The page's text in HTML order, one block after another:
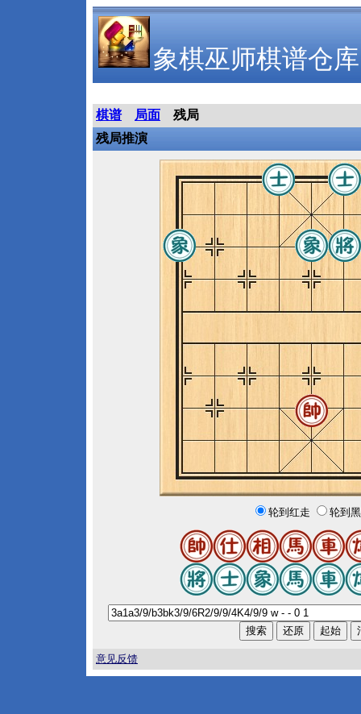
象棋巫师棋谱仓库
棋谱 局面
残局
残局推演
轮到红走 轮到
意见反馈